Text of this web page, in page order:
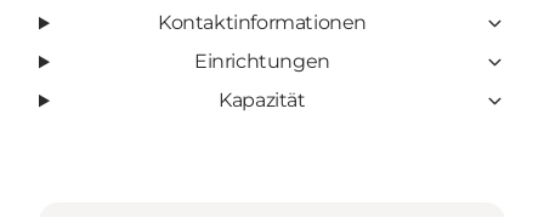
Kontaktinformationen
Einrichtungen
Kapazität